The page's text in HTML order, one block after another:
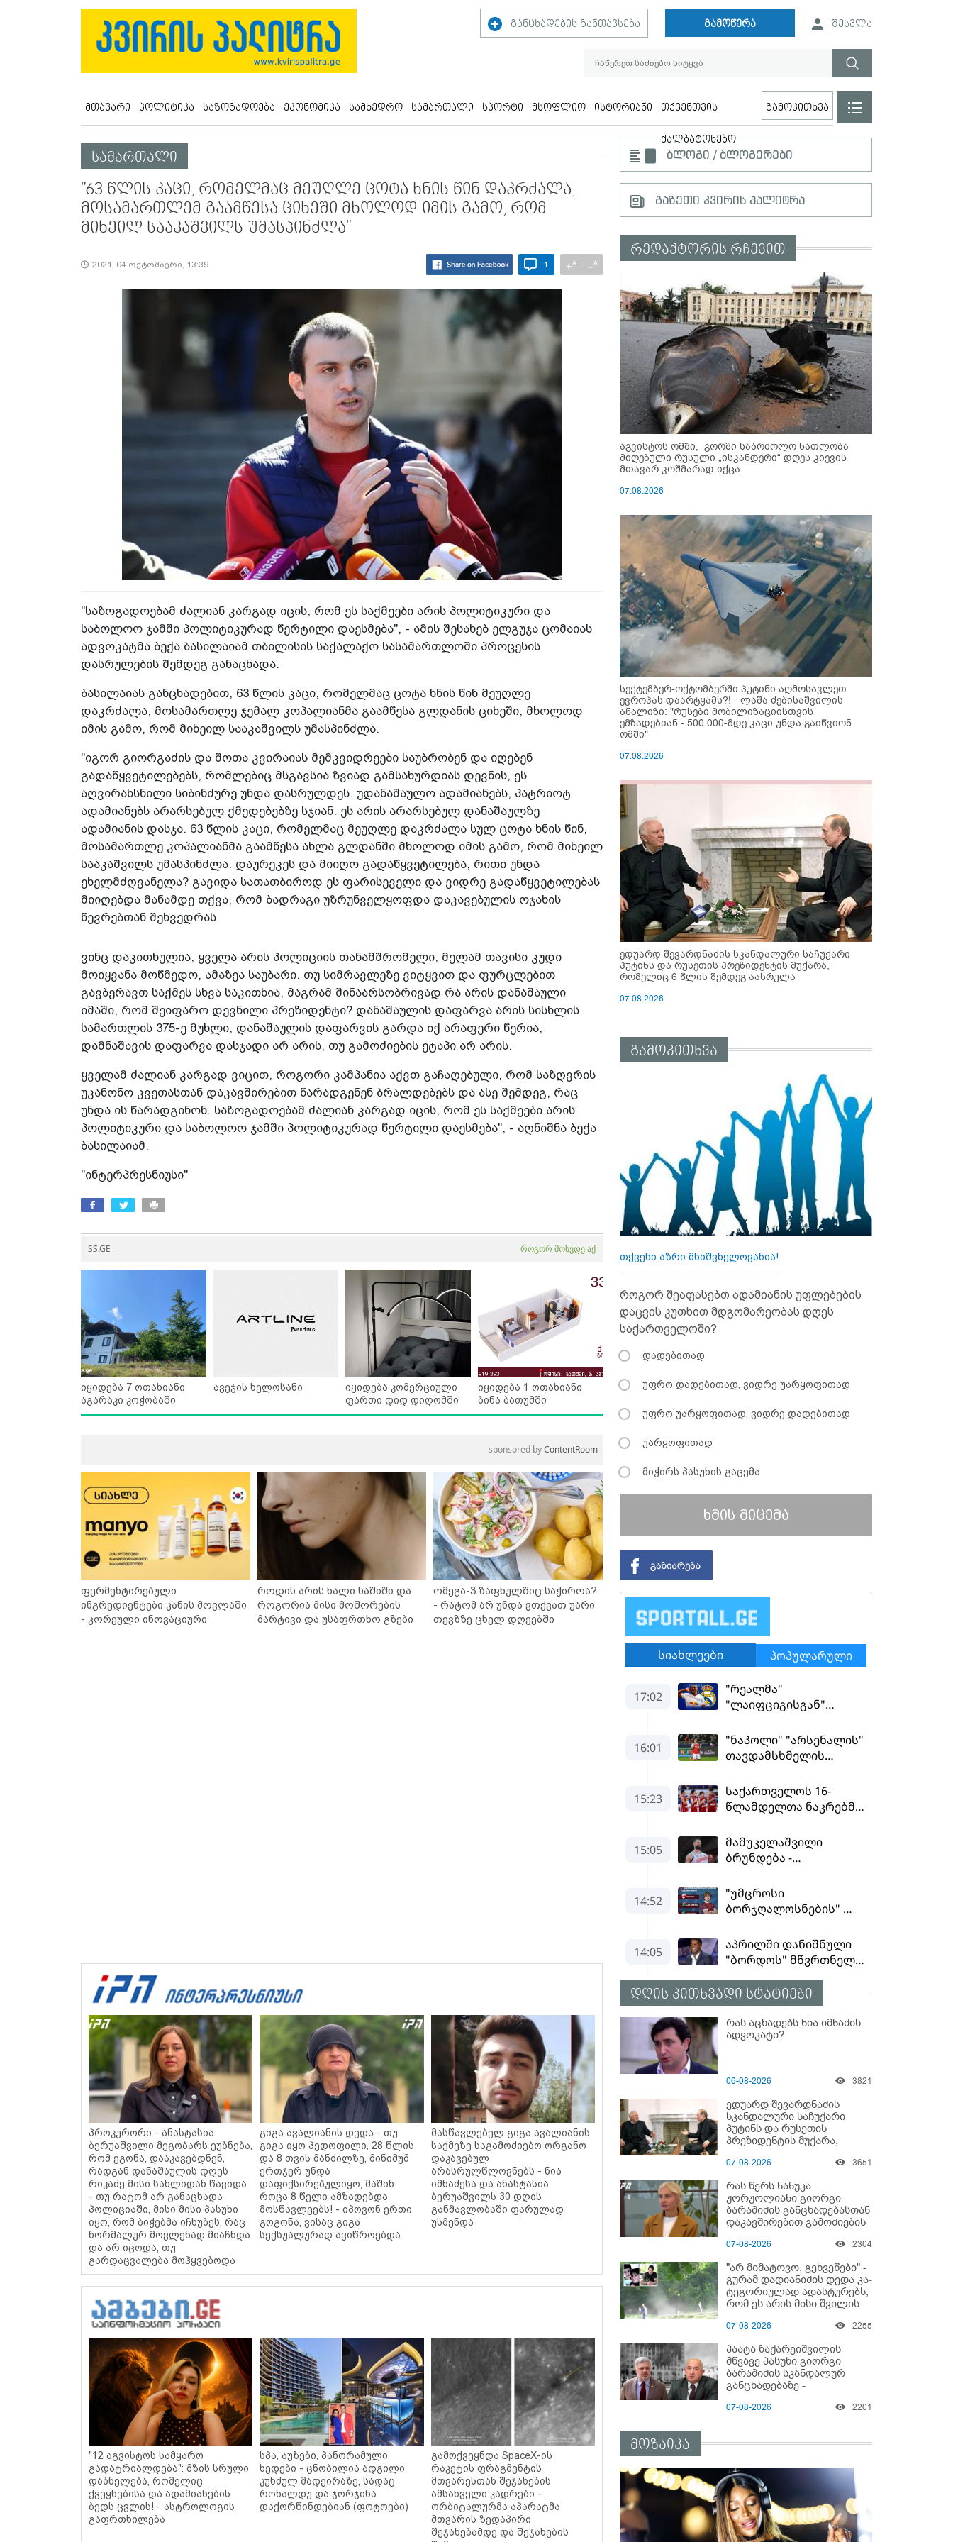
განცხადების განთავსება გამოწერა შესვლა
მთავარი პოლიტიკა საზოგადოება ეკონომიკა სამხედრო სამართალი სპორტი მსოფლიო ისტორიანი თქვენთვის
ქალბატონებო
გამოკითხვა
სამართალი
"63 წლის კაცი, რომელმაც მეუღლე ცოტა ხნის წინ დაკრძალა,
მოსამართლემ გაამწესა ციხეში მხოლოდ იმის გამო, რომ
მიხეილ სააკაშვილს უმასპინძლა"
2021, 04 ოქტომბერი, 13:39 1 +A −A
"საზოგადოებამ ძალიან კარგად იცის, რომ ეს საქმეები არის პოლიტიკური და
საბოლოო ჯამში პოლიტიკურად წერტილი დაესმება", - ამის შესახებ ელგუჯა ცომაიას
ადვოკატმა ბექა ბასილაიამ თბილისის საქალაქო სასამართლოში პროცესის
დასრულების შემდეგ განაცხადა.
ბასილაიას განცხადებით, 63 წლის კაცი, რომელმაც ცოტა ხნის წინ მეუღლე
დაკრძალა, მოსამართლე ჯემალ კოპალიანმა გაამწესა გლდანის ციხეში, მხოლოდ
იმის გამო, რომ მიხეილ სააკაშვილს უმასპინძლა.
"იგორ გიორგაძის და შოთა კვირაიას მემკვიდრეები საუბრობენ და იღებენ
გადაწყვეტილებებს, რომლებიც მსგავსია ზვიად გამსახურდიას დევნის, ეს
აღვირახსნილი სიბინძურე უნდა დასრულდეს. უდანაშაულო ადამიანებს, პატრიოტ
ადამიანებს არარსებულ ქმედებებზე სჯიან. ეს არის არარსებულ დანაშაულზე
ადამიანის დასჯა. 63 წლის კაცი, რომელმაც მეუღლე დაკრძალა სულ ცოტა ხნის წინ,
მოსამართლე კოპალიანმა გაამწესა ახლა გლდანში მხოლოდ იმის გამო, რომ მიხეილ
სააკაშვილს უმასპინძლა. დაურეკეს და მიიღო გადაწყვეტილება, რითი უნდა
ეხელმძღვანელა? გავიდა სათათბიროდ ეს ფარისეველი და ვიდრე გადაწყვეტილებას
მიიღებდა მანამდე თქვა, რომ ბადრაგი უზრუნველყოფდა დაკავებულის ოჯახის
წევრებთან შეხვედრას.
ვინც დაკითხულია, ყველა არის პოლიციის თანამშრომელი, მელამ თავისი კუდი
მოიყვანა მოწმედო, ამაზეა საუბარი. თუ სიმრავლეზე ვიტყვით და ფურცლებით
გავბერავთ საქმეს სხვა საკითხია, მაგრამ შინაარსობრივად რა არის დანაშაული
იმაში, რომ შეიფარო დევნილი პრეზიდენტი? დანაშაულის დაფარვა არის სისხლის
სამართლის 375-ე მუხლი, დანაშაულის დაფარვის გარდა იქ არაფერი წერია,
დამნაშავის დაფარვა დასჯადი არ არის, თუ გამოძიების ეტაპი არ არის.
ყველამ ძალიან კარგად ვიცით, როგორი კამპანია აქვთ გაჩაღებული, რომ საზღვრის
უკანონო კვეთასთან დაკავშირებით წარადგენენ ბრალდებებს და ასე შემდეგ, რაც
უნდა ის წარადგინონ. საზოგადოებამ ძალიან კარგად იცის, რომ ეს საქმეები არის
პოლიტიკური და საბოლოო ჯამში პოლიტიკურად წერტილი დაესმება", - აღნიშნა ბექა
ბასილაიამ.
"ინტერპრესნიუსი"
SS.GE როგორ მოხვდე აქ
იყიდება 7 ოთახიანი
აგარაკი კოჭობაში
ავეჯის ხელოსანი
იყიდება კომერციული
ფართი დიდ დიღომში
იყიდება 1 ოთახიანი
ბინა ბათუმში
sponsored byContentRoom
ფერმენტირებული
ინგრედიენტები კანის მოვლაში
- კორეული ინოვაციური
როდის არის ხალი საშიში და
როგორია მისი მოშორების
მარტივი და უსაფრთხო გზები
ომეგა-3 ზაფხულშიც საჭიროა?
- რატომ არ უნდა ვთქვათ უარი
თევზზე ცხელ დღეებში
პროკურორი - ანასტასია
ბერუაშვილი მეგობარს ეუბნება,
რომ ეგონა, დააკავებდნენ,
რადგან დანაშაულის დღეს
რიკაძე მისი სახლიდან წავიდა
- თუ რატომ არ განაცხადა
პოლიციაში, მისი მისი პასუხი
იყო, რომ ბიჭებმა იჩხუბეს, რაც
ნორმალურ მოვლენად მიაჩნდა
და არ იცოდა, თუ
გარდაცვალება მოჰყვებოდა
გიგა ავალიანის დედა - თუ
გიგა იყო პედოფილი, 28 წლის
და 8 თვის მანძილზე, მინიმუმ
ერთჯერ უნდა
დაფიქსირებულიყო, მაშინ
როცა 8 წელი ამზადებდა
მოსწავლეებს! - იპოვონ ერთი
გოგონა, ვისაც გიგა
სექსუალურად ავიწროებდა
მასწავლებელ გიგა ავალიანის
საქმეზე საგამოძიებო ორგანო
დაკავებულ
არასრულწლოვნებს - ნია
იმნაძესა და ანასტასია
ბერუაშვილს 30 დღის
განმავლობაში ფარულად
უსმენდა
"12 აგვისტოს სამყარო
გადატრიალდება": მზის სრული
დაბნელება, რომელიც
ქვეყნებისა და ადამიანების
ბედს ცვლის! - ასტროლოგის
გაფრთხილება
სპა, აუზები, პანორამული
ხედები - ცნობილია ადგილი
კუნძულ მადეირაზე, სადაც
რონალდუ და ჯორჯინა
დაქორწინდებიან (ფოტოები)
გამოქვეყნდა SpaceX-ის
რაკეტის ფრაგმენტის
მთვარესთან შეჯახების
ამსახველი კადრები -
ორბიტალურმა აპარატმა
მთვარის ზედაპირი
შეჯახებამდე და შეჯახების
ბლოგი / ბლოგერები
გაზეთი კვირის პალიტრა
რედაქტორის რჩევით
აგვისტოს ომში, გორში საბრძოლო ნათლობა
მიღებული რუსული „ისკანდერი“ დღეს კიევის
მთავარ კოშმარად იქცა
07.08.2026
სექტემბერ-ოქტომბერში პუტინი აღმოსავლეთ
ევროპას დაარტყამს?! - ლაშა ძებისაშვილის
ანალიზი: "რუსები მობი­ლიზაციისთვის
ემზადებიან - 500 000-მდე კაცი უნდა გაიწვიონ
ომში"
07.08.2026
ედუარდ შევარდნაძის სკანდალური საჩუქარი
პუტინს და რუსეთის პრეზიდენტის მუქარა,
რომელიც 6 წლის შემდეგ აასრულა
07.08.2026
გამოკითხვა
თქვენი აზრი მნიშვნელოვანია!
როგორ შეაფასებთ ადამიანის უფლებების
დაცვის კუთხით მდგომარეობას დღეს
საქართველოში?
დადებითად
უფრო დადებითად, ვიდრე უარყოფითად
უფრო უარყოფითად, ვიდრე დადებითად
უარყოფითად
მიჭირს პასუხის გაცემა
ხმის მიცემა
დღის კითხვადი სტატიები
რას აცხადებს ნია იმნაძის
ადვოკატი?
06-08-2026 3821
ედუარდ შევარდნაძის
სკანდალური საჩუქარი
პუტინს და რუსეთის
პრეზიდენტის მუქარა,
აასრულა
07-08-2026 3651
რას წერს ნანუკა
ჟორჟოლიანი გიორგი
ბარამიძის განცხადებასთან
დაკავშირებით გამოძიების
07-08-2026 2304
"არ მიმატოვო, გეხვეწები" -
გუ­რა­მ დადიანიძის დედა კა­
ტე­გო­რი­უ­ლად ადას­ტუ­რებს,
რომ ეს არის მისი შვი­ლის
07-08-2026 2255
პაატა ზაქარეიშვილის
მწვავე პასუხი გიორგი
ბარამიძის სკანდალურ
განცხადებაზე -
ვიცი... კამანში მოკლული
კი ტყუის"
07-08-2026 2201
მოზაიკა